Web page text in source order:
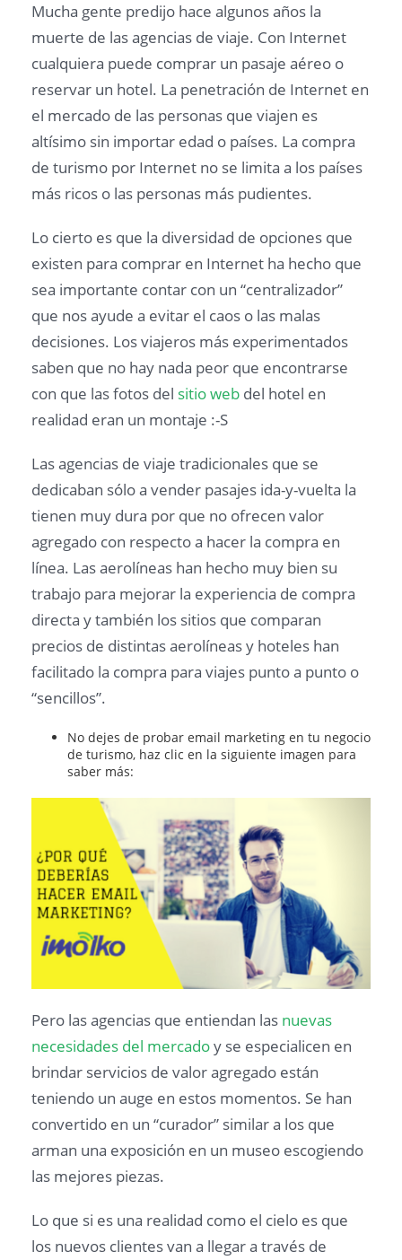
Mucha gente predijo hace algunos años la
muerte de las agencias de viaje. Con Internet
cualquiera puede comprar un pasaje aéreo o
reservar un hotel. La penetración de Internet en
el mercado de las personas que viajen es
altísimo sin importar edad o países. La compra
de turismo por Internet no se limita a los países
más ricos o las personas más pudientes.
Lo cierto es que la diversidad de opciones que
existen para comprar en Internet ha hecho que
sea importante contar con un “centralizador”
que nos ayude a evitar el caos o las malas
decisiones. Los viajeros más experimentados
saben que no hay nada peor que encontrarse
con que las fotos del sitio web del hotel en
realidad eran un montaje :-S
Las agencias de viaje tradicionales que se
dedicaban sólo a vender pasajes ida-y-vuelta la
tienen muy dura por que no ofrecen valor
agregado con respecto a hacer la compra en
línea. Las aerolíneas han hecho muy bien su
trabajo para mejorar la experiencia de compra
directa y también los sitios que comparan
precios de distintas aerolíneas y hoteles han
facilitado la compra para viajes punto a punto o
“sencillos”.
No dejes de probar email marketing en tu negocio
de turismo, haz clic en la siguiente imagen para
saber más:
Pero las agencias que entiendan las nuevas
necesidades del mercadoy se especialicen en
brindar servicios de valor agregado están
teniendo un auge en estos momentos. Se han
convertido en un “curador” similar a los que
arman una exposición en un museo escogiendo
las mejores piezas.
Lo que si es una realidad como el cielo es que
los nuevos clientes van a llegar a través de